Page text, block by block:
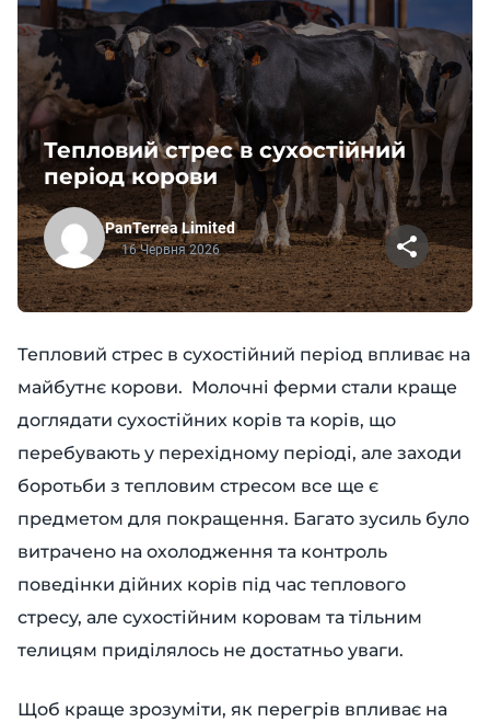
Тепловий стрес в сухостійний
період корови
PanTerrea Limited
16 Червня 2026
Тепловий стрес в сухостійний період впливає на
майбутнє корови. Молочні ферми стали краще
доглядати сухостійних корів та корів, що
перебувають у перехідному періоді, але заходи
боротьби з тепловим стресом все ще є
предметом для покращення. Багато зусиль було
витрачено на охолодження та контроль
поведінки дійних корів під час теплового
стресу, але сухостійним коровам та тільним
телицям приділялось не достатньо уваги.
Щоб краще зрозуміти, як перегрів впливає на